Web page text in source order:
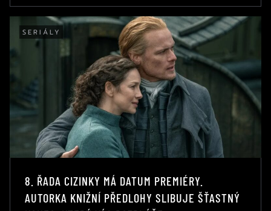
SERIÁLY
8. ŘADA CIZINKY MÁ DATUM PREMIÉRY.
AUTORKA KNIŽNÍ PŘEDLOHY SLIBUJE ŠŤASTNÝ